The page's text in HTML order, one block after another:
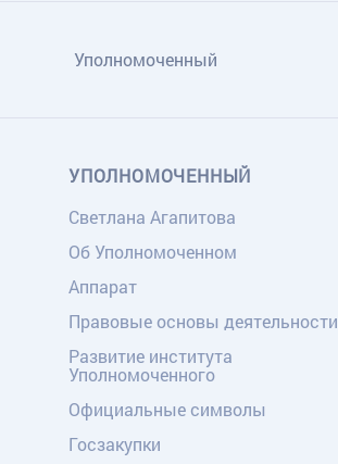
Уполномоченный
УПОЛНОМОЧЕННЫЙ
Светлана Агапитова
Об Уполномоченном
Аппарат
Правовые основы деятельности
Развитие института
Уполномоченного
Официальные символы
Госзакупки